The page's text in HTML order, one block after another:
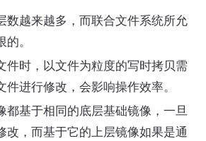
数越来越多，而联合文件系统所允
。
件时，以文件为粒度的写时拷贝需
件进行修改，会影响操作效率。
都基于相同的底层基础镜像，一旦
改，而基于它的上层镜像如果是通